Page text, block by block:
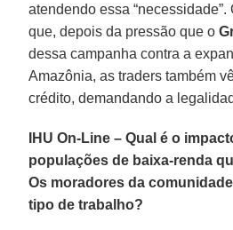
atendendo essa
que, depois da pressão que o
dessa campanha contra a
Amazônia, as traders também
crédito, demandando a
IHU On-Line – Qual é o
populações de baixa-renda
Os moradores da
tipo de trabalho?